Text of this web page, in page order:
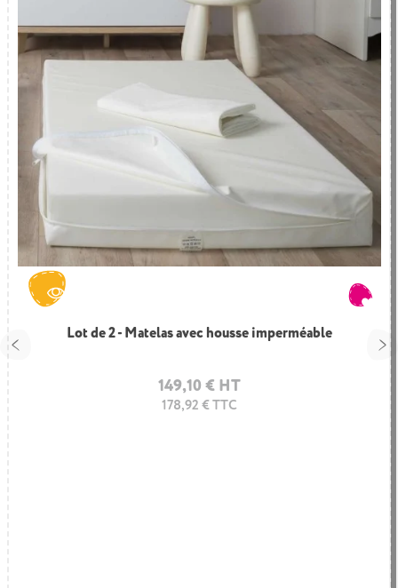
Lot de 2 - Matelas avec housse imperméable
149,10 € HT
178,92 € TTC